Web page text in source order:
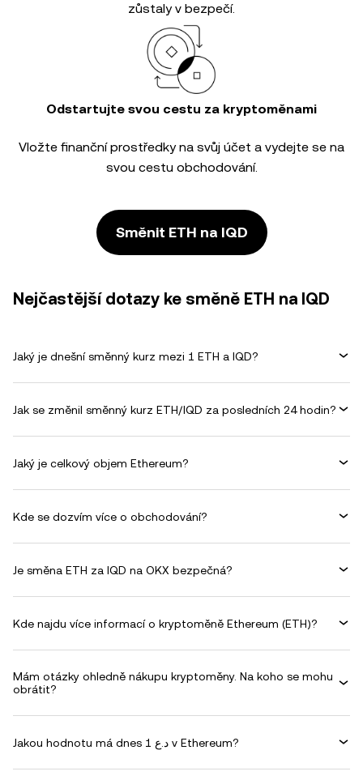
zůstaly v bezpečí.
Odstartujte svou cestu za kryptoměnami
Vložte finanční prostředky na svůj účet a vydejte se na
svou cestu obchodování.
Směnit ETH na IQD
Nejčastější dotazy ke směně ETH na IQD
Jaký je dnešní směnný kurz mezi 1 ETH a IQD?
Jak se změnil směnný kurz ETH/IQD za posledních 24 hodin?
Jaký je celkový objem Ethereum?
Kde se dozvím více o obchodování?
Je směna ETH za IQD na OKX bezpečná?
Kde najdu více informací o kryptoměně Ethereum (ETH)?
Mám otázky ohledně nákupu kryptoměny. Na koho se mohu
obrátit?
Jakou hodnotu má dnes 1 د.ع v Ethereum?